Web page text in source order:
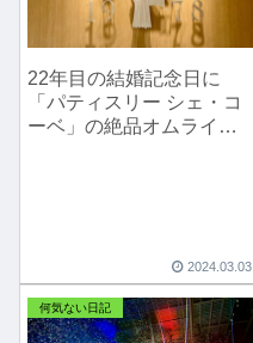
22年目の結婚記念日に
「パティスリー シェ・コ
ーベ」の絶品オムライス
2024.03.03
何気ない日記